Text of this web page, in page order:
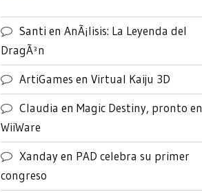
Santi en AnÃ¡lisis: La Leyenda del
DragÃ³n
ArtiGames en Virtual Kaiju 3D
Claudia en Magic Destiny, pronto en
WiiWare
Xandayen PAD celebra su primer
congreso